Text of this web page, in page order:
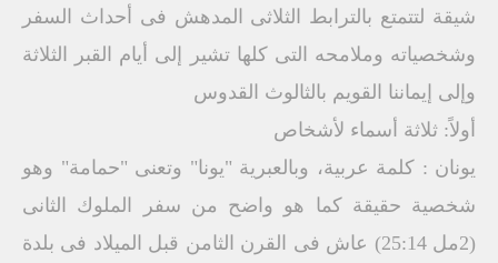
شيقة لتتمتع بالترابط الثلاثى المدهش فى أحداث السفر
وشخصياته وملامحه التى كلها تشير إلى أيام القبر الثلاثة
وإلى إيماننا القويم بالثالوث القدوس
أولاً: ثلاثة أسماء لأشخاص
يونان : كلمة عربية، وبالعبرية "يونا" وتعنى "حمامة" وهو
شخصية حقيقة كما هو واضح من سفر الملوك الثانى
(2مل 25:14) عاش فى القرن الثامن قبل الميلاد فى بلدة